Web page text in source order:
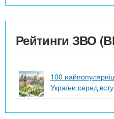
Рейтинги ЗВО
100
України серед